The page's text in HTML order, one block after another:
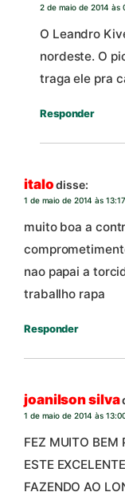
2 de maio de 2014 às
O Leandro
nordeste. O
traga ele pra
Responder
italo disse:
1 de maio de 2014 às 13:17
muito boa a
nao papai a
traballho rapa
Responder
joanilson silva
1 de maio de 2014 às
FEZ MUITO BEM
ESTE
FAZENDO AO